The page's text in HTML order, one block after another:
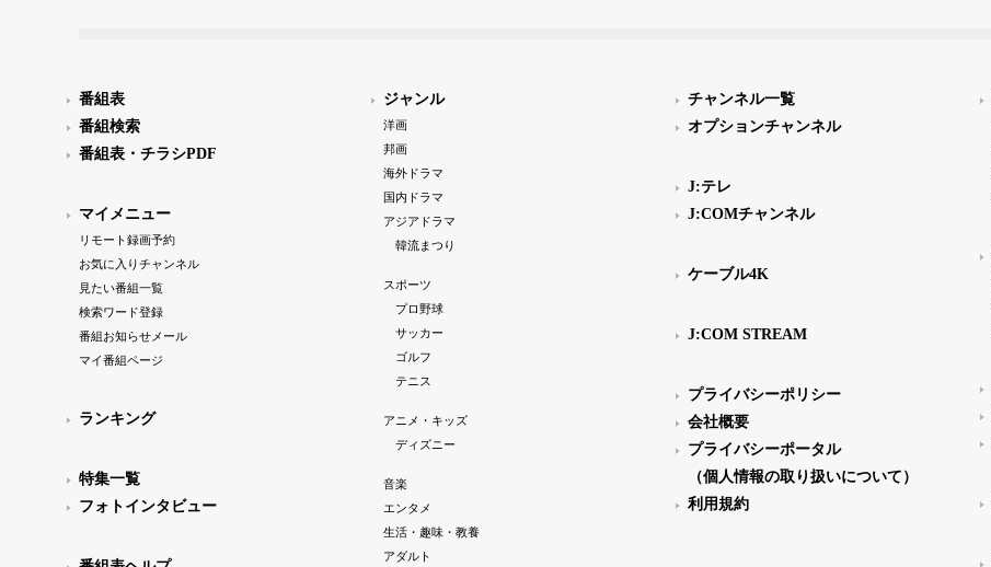
番組表
番組検索
番組表・チラシPDF
マイメニュー
リモート録画予約
お気に入りチャンネル
見たい番組一覧
検索ワード登録
番組お知らせメール
マイ番組ページ
ランキング
特集一覧
フォトインタビュー
ジャンル
洋画
邦画
海外ドラマ
国内ドラマ
アジアドラマ
韓流まつり
スポーツ
プロ野球
サッカー
ゴルフ
テニス
アニメ・キッズ
ディズニー
音楽
エンタメ
生活・趣味・教養
アダルト
チャンネル一覧
オプションチャンネル
J:テレ
J:COMチャンネル
ケーブル4K
J:COM STREAM
プライバシーポリシー
会社概要
プライバシーポータル
（個人情報の取り扱いについて）
利用規約